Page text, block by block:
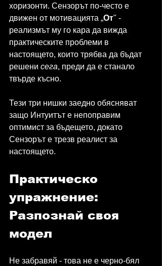
хоризонти. Сензорът по-често е
движен от мотивацията „От" -
реализмът му го кара да вижда
практическите проблеми в
настоящето, които трябва да бъдат
решени сега, преди да е станало
твърде късно.
Тези три нишки заедно обясняват
защо Интуитът е непоправим
оптимист за бъдещето, докато
Сензорът е трезв реалист за
настоящето.
Практическо
упражнение:
Разпознай своя
модел
Не забравяй - това не е черно-бял